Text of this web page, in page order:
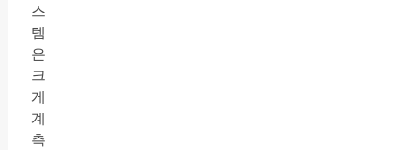
스
템
은
크
게
계
측